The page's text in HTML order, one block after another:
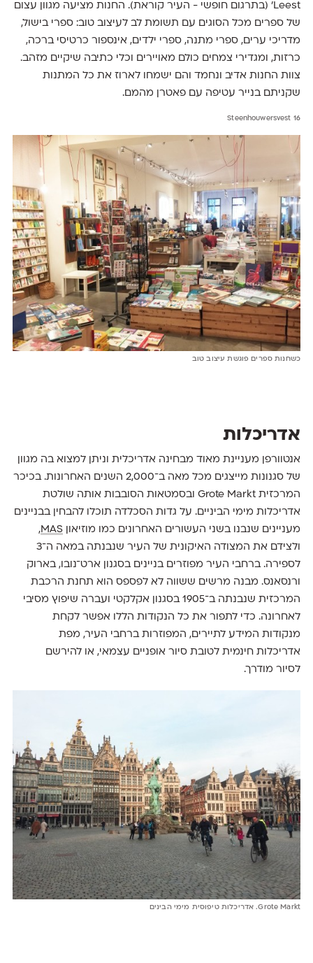
Leest' (בתרגום חופשי - העיר קוראת). החנות מציעה מגוון עצום
של ספרים מכל הסוגים עם תשומת לב לעיצוב טוב: ספרי בישול,
מדריכי ערים, ספרי מתנה, ספרי ילדים, אינספור כרטיסי ברכה,
כרזות, ומגדירי צמחים כולם מאויירים וכלי כתיבה שיקיים מזהב.
צוות החנות אדיב ונחמד והם ישמחו לארוז את כל המתנות
שקניתם בנייר עטיפה עם פאטרן מהמם.
Steenhouwersvest 16
כשחנות ספרים פוגשת עיצוב טוב
אדריכלות
אנטוורפן מעניינת מאוד מבחינה אדריכלית וניתן למצוא בה מגוון
של סגנונות מייצגים מכל מאה ב־2,000 השנים האחרונות. בכיכר
המרכזית Grote Markt ובסמטאות הסובבות אותה שולטת
אדריכלות מימי הביניים. על גדות הסכלדה תוכלו להבחין בבניינים
מעניינים שנבנו בשני העשורים האחרונים כמו מוזיאון MAS
,
ולצידם את המצודה האיקונית של העיר שנבנתה במאה ה־3
לספירה. ברחבי העיר מפוזרים בניינים בסגנון ארט־נובו, בארוק
ורנסאנס. מבנה מרשים ששווה לא לפספס הוא תחנת הרכבת
המרכזית שנבנתה ב־1905 בסגנון אקלקטי ועברה שיפוץ מסיבי
לאחרונה. כדי לתפור את כל הנקודות הללו אפשר לקחת
מנקודות המידע לתיירים, המפוזרות ברחבי העיר, מפת
אדריכלות חינמית לטובת סיור אופניים עצמאי, או להירשם
לסיור מודרך.
Grote Markt. אדריכלות טיפוסית מימי הבינים